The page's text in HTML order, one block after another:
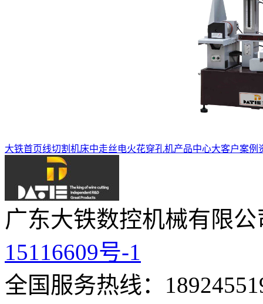
大铁首页线切割机床中走丝电火花穿孔机产品中心大客户案例
广东大铁数控机械有限公
15116609号-1
全国服务热线：